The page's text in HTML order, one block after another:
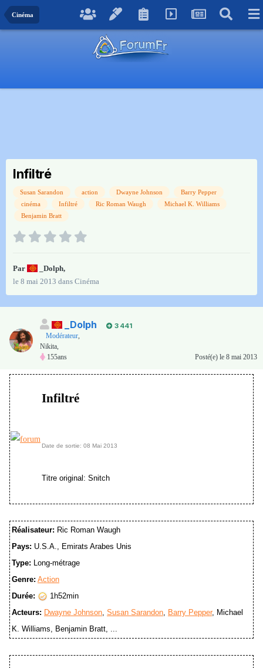
Cinéma
Infiltré
Susan Sarandon action Dwayne Johnson
Barry Pepper
cinéma
Infiltré Ric Roman Waugh
Michael K. Williams
Benjamin Bratt
Par _Dolph,
le 8 mai 2013 dans Cinéma
_Dolph
3 441
Modérateur,
Nikita,
155ans
Posté(e) le 8 mai 2013
Infiltré
Date de sortie: 08 Mai 2013
Titre original: Snitch
Réalisateur: Ric Roman Waugh
Pays: U.S.A., Emirats Arabes Unis
Type: Long-métrage
Genre: Action
Durée:
1h52min
Acteurs: Dwayne Johnson, Susan Sarandon, Barry Pepper, Michael
K. Williams, Benjamin Bratt, ...